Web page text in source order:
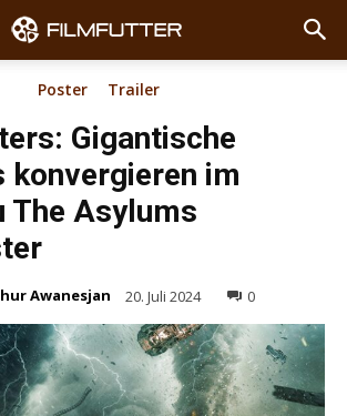
Poster Trailer
Gigantische
konvergieren im
The Asylums
Awanesjan 20. Juli 2024 0